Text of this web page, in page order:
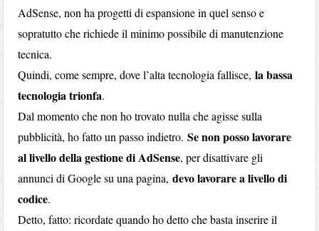
AdSense, non ha progetti di espansione in quel senso e
sopratutto che richiede il minimo possibile di manutenzione
tecnica.
Quindi, come sempre, dove l’alta tecnologia fallisce,la bassa
tecnologia trionfa.
Dal momento che non ho trovato nulla che agisse sulla
pubblicità, ho fatto un passo indietro.Se non posso lavorare
al livello della gestione di AdSense, per disattivare gli
annunci di Google su una pagina,devo lavorare a livello di
codice.
Detto, fatto: ricordate quando ho detto che basta inserire il